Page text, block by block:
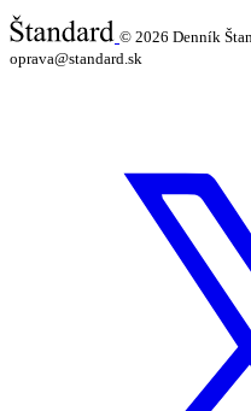
© 2026 Denník
oprava@standard.sk